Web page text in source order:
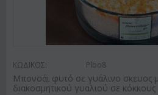
ΚΩΔΙΚΟΣ: Plbo8
Μπονσάι φυτό σε γυάλινο σκευος
διακοσμητικού γυαλιού σε κόκκους